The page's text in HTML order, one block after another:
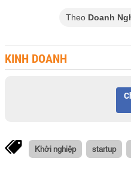
Theo Doanh
KINH DOANH
Khởi nghiệp startup